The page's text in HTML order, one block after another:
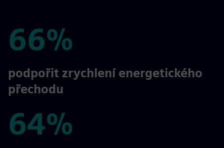
66%
66%
podpořit zrychlení energetického
přechodu
64%